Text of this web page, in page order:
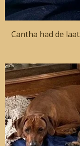
Cantha had de